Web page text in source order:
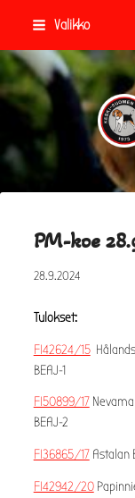
Siirry
sisältöön
Valikko
PM-koe
28.9.2024
Tulokset:
FI42624/15
BEAJ-1
FI50899/17
BEAJ-2
FI36865/17Astalan
FI42942/20